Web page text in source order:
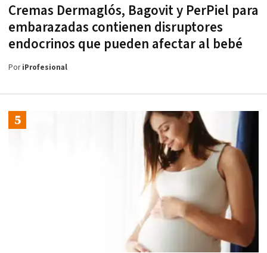
Cremas Dermaglós, Bagovit y PerPiel para
embarazadas contienen disruptores
endocrinos que pueden afectar al bebé
PoriProfesional